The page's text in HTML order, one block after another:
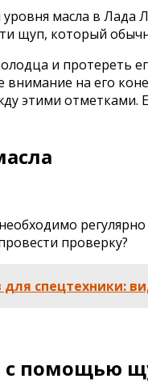
масла в
щуп, который
и протереть
внимание на его
этими
проверку?
спецтехники:
с помощью